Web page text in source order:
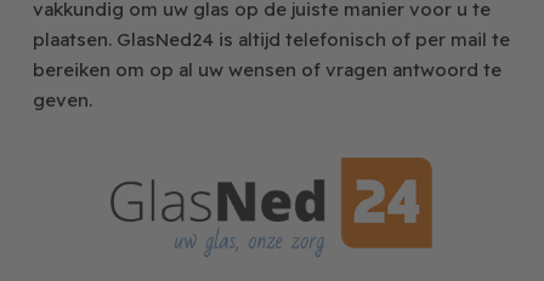
vakkundig om uw glas op de juiste manier voor u te
plaatsen. GlasNed24 is altijd telefonisch of per mail te
bereiken om op al uw wensen of vragen antwoord te
geven.